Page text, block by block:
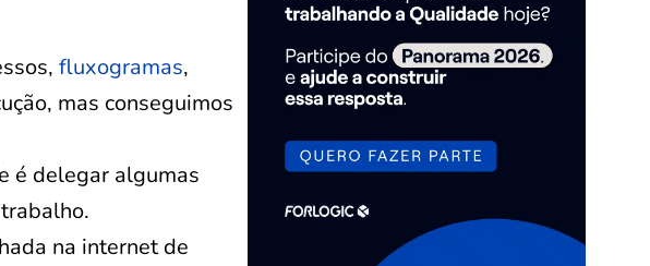
fluxogramas,
mas conseguimos
é delegar algumas
na internet de